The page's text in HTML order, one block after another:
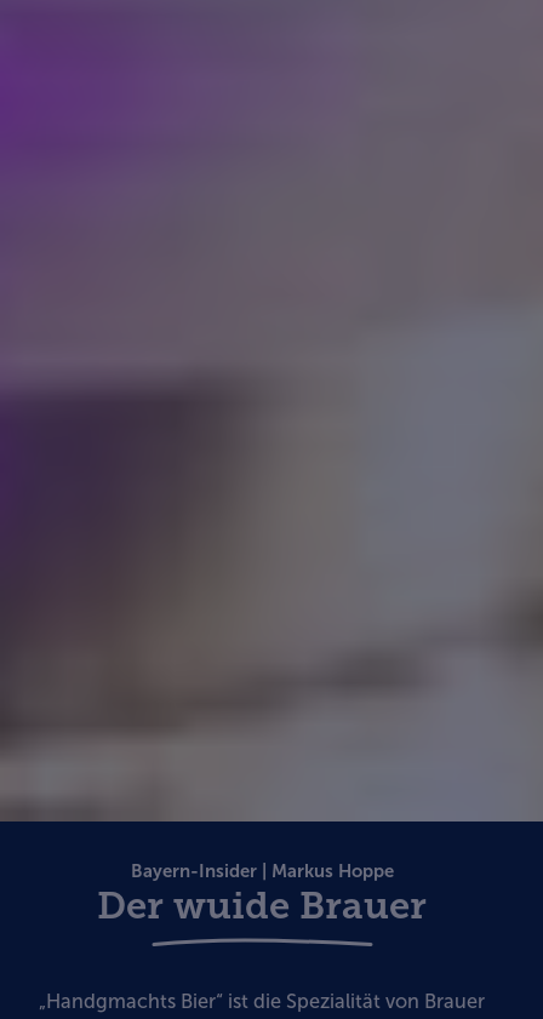
Bayern-Insider | Markus Hoppe
Der wuide Brauer
„Handgmachts Bier“ ist die Spezialität von Brauer